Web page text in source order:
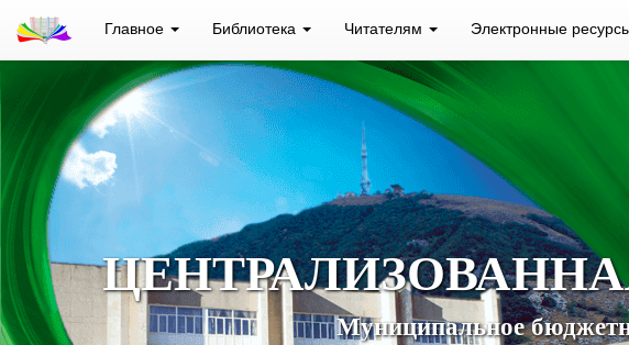
Главное Библиотека Читателям Электронные
Муниципальное